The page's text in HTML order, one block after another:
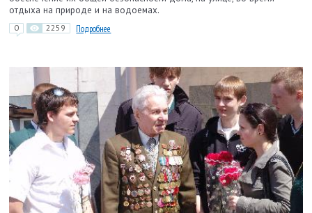
отдыха на природе и на водоемах.
0 2259 Подробнее